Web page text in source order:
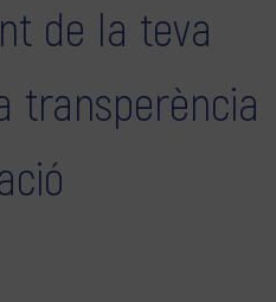
de la teva
transperència